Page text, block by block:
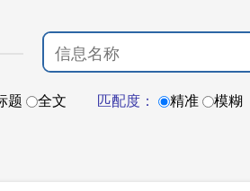
题 全文 匹配度： 精准 模糊